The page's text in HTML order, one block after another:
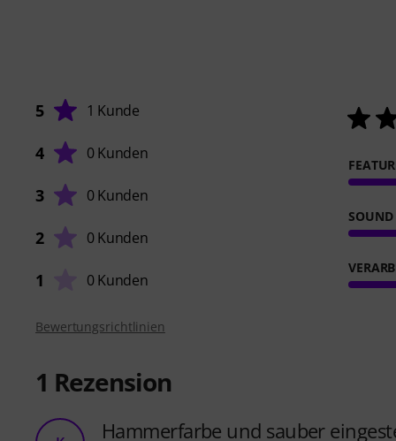
5 1 Kunde
4 0 Kunden
3 0 Kunden
2 0 Kunden
1 0 Kunden
SOUND
Bewertungsrichtlinien
1 Rezension
Hammerfarbe und sauber